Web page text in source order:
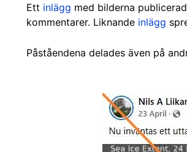
Ett inlägg med bilderna
kommentarer. Liknande inlägg
Påståendena delades även på